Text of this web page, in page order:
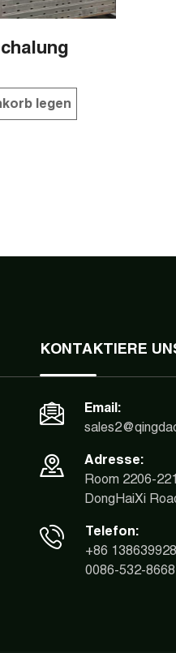
legen
KONTAKTIERE
Email:
Adresse:
Room 2206-
DongHaiXi
Telefon:
+86
0086-532-